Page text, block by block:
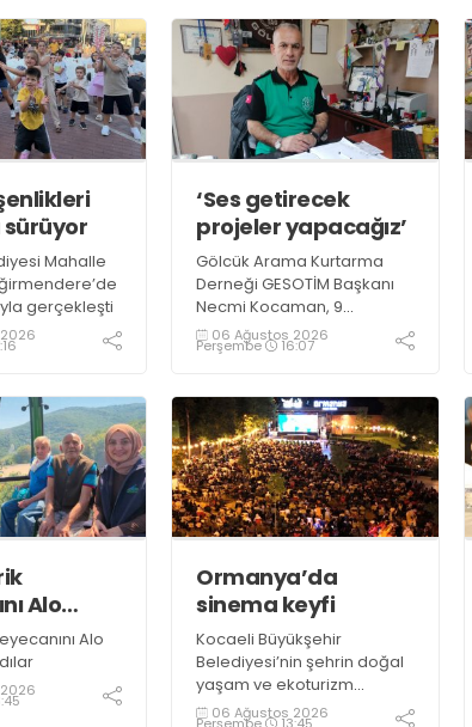
Mahalle
gerçekleşti
‘Ses getirecek
projeler yapacağız’
Gölcük Arama Kurtarma
Derneği GESOTİM Başkanı
Necmi Kocaman, 9
Ağustos’ta gerçekleşecek
sınavın ardından 4. Akredite
tamamlayacaklarını ifade
ederek açıklamalarda
bulundu. Kocaman,
“Gölcük’te ve Kocaeli
genelinde ses getirecek
projelerimizi tek tek hayata
geçireceğiz” dedi
06 Ağustos 2026
Perşembe 16:07
Alo
Alo
Ormanya’da
sinema keyfi
Kocaeli Büyükşehir
Belediyesi’nin şehrin doğal
yaşam ve ekoturizm
merkezi Ormanya’da
06 Ağustos 2026
Perşembe 13:45